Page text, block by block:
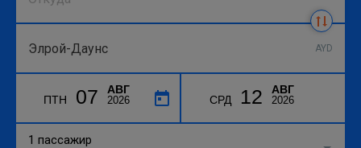
AYD
ПТН 07 АВГ
2026 СРД 12 АВГ
2026
1 пассажир